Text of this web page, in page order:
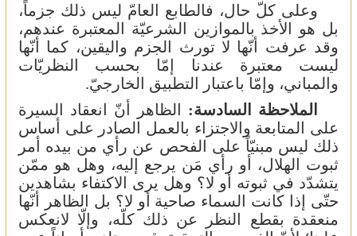
وعلى كلّ حال، فالطابع العامّ ليس ذلك جزماً،
بل هو الأخذ بالموازين الشرعيّة المعتبرة عندهم،
وقد عرفت أنّها لا تورث الجزم واليقين، كما أنّها
ليست معتبرة عندنا إمّا بحسب النظريّات
والمباني، وإمّا باعتبار التطبيق الخارجيّ.
الملاحظة السادسة: الظاهر أنّ انعقاد السيرة
على المتابعة والاجتزاء بالعمل الصادر على أساس
ذلك ليس مبنيّاً على الفحص عن رأي من بيده أمر
ثبوت الهلال، أو رأي مَن يرجع إليه، وهل هو ممّن
يتشدّد في ثبوته أو لا؟ وهل يرى الاكتفاء بشاهدين
حتّى إذا كانت السماء صاحية أو لا؟ بل الظاهر أنّها
منعقدة بقطع النظر عن ذلك كلّه، وإلّا لانعكس